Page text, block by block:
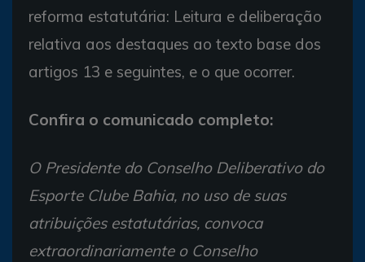
reforma estatutária: Leitura e deliberação
relativa aos destaques ao texto base dos
artigos 13 e seguintes, e o que ocorrer.
Confira o comunicado completo:
O Presidente do Conselho Deliberativo do
Esporte Clube Bahia, no uso de suas
atribuições estatutárias, convoca
extraordinariamente o Conselho